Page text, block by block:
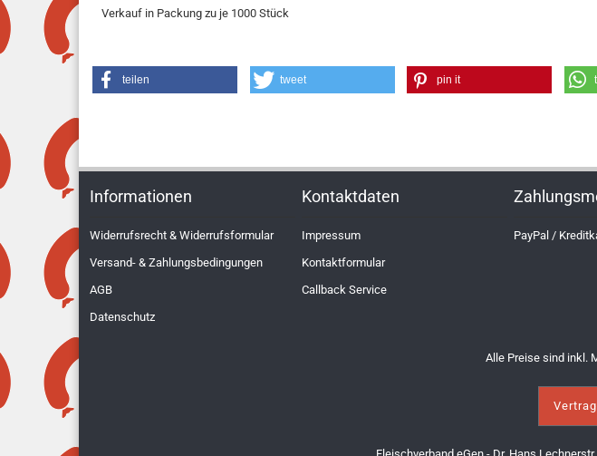
Verkauf in Packung zu je 1000 Stück
teilen tweet pin it
Informationen
Widerrufsrecht & Widerrufsformular
Versand- & Zahlungsbedingungen
AGB
Datenschutz
Kontaktdaten
Impressum
Kontaktformular
Callback Service
PayPal /
Alle Preise sind inkl.